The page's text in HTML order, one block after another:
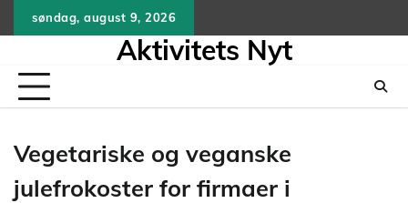
to
søndag, august 9, 2026
Aktivitets Nyt
Vegetariske og veganske
julefrokoster for firmaer i